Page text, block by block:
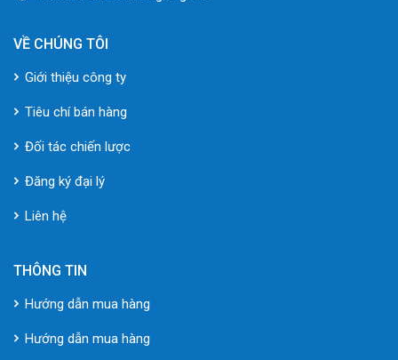
VỀ CHÚNG TÔI
Giới thiệu công ty
Tiêu chí bán hàng
Đối tác chiến lược
Đăng ký đại lý
Liên hệ
THÔNG TIN
Hướng dẫn mua hàng
Hướng dẫn mua hàng